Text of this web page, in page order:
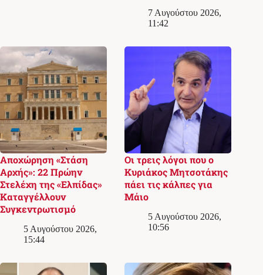
7 Αυγούστου 2026,
11:42
Αποχώρηση «Στάση
Αρχής»: 22 Πρώην
Στελέχη της «Ελπίδας»
Καταγγέλλουν
Συγκεντρωτισμό
5 Αυγούστου 2026,
15:44
Οι τρεις λόγοι που ο
Κυριάκος Μητσοτάκης
πάει τις κάλπες για
Μάιο
5 Αυγούστου 2026,
10:56